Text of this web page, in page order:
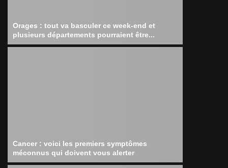
Orages : tout va basculer ce week-end et
plusieurs départements pourraient être...
Cancer : voici les premiers symptômes
méconnus qui doivent vous alerter